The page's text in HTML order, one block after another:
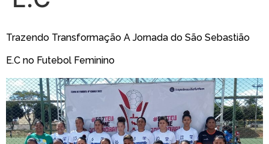
Trazendo Transformação A Jornada do São Sebastião
E.C no Futebol Feminino